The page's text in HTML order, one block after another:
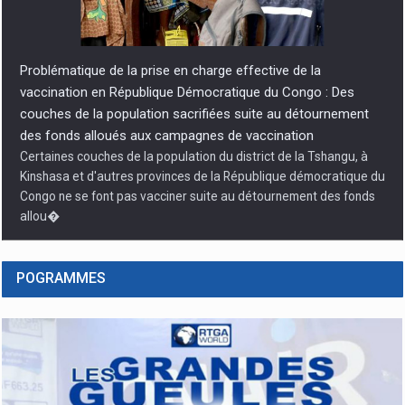
Problématique de la prise en charge effective de la
vaccination en République Démocratique du Congo : Des
couches de la population sacrifiées suite au détournement
des fonds alloués aux campagnes de vaccination
Certaines couches de la population du district de la Tshangu, à
Kinshasa et d'autres provinces de la République démocratique du
Congo ne se font pas vacciner suite au détournement des fonds
allou�
POGRAMMES